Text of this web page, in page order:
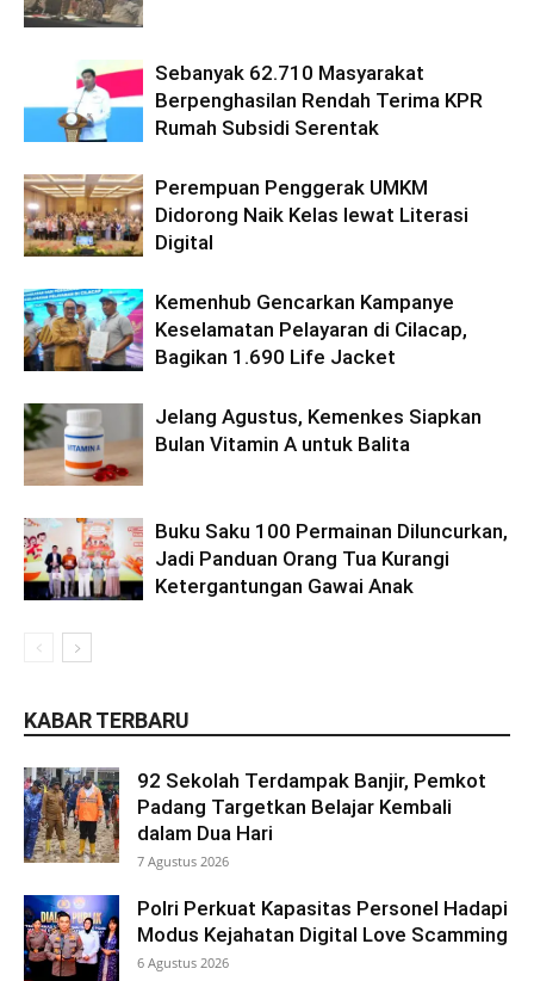
Sebanyak 62.710 Masyarakat
Berpenghasilan Rendah Terima KPR
Rumah Subsidi Serentak
Perempuan Penggerak UMKM
Didorong Naik Kelas lewat Literasi
Digital
Kemenhub Gencarkan Kampanye
Keselamatan Pelayaran di Cilacap,
Bagikan 1.690 Life Jacket
Jelang Agustus, Kemenkes Siapkan
Bulan Vitamin A untuk Balita
Buku Saku 100 Permainan Diluncurkan,
Jadi Panduan Orang Tua Kurangi
Ketergantungan Gawai Anak
KABAR TERBARU
92 Sekolah Terdampak Banjir, Pemkot
Padang Targetkan Belajar Kembali
dalam Dua Hari
7 Agustus 2026
Polri Perkuat Kapasitas Personel Hadapi
Modus Kejahatan Digital Love Scamming
6 Agustus 2026